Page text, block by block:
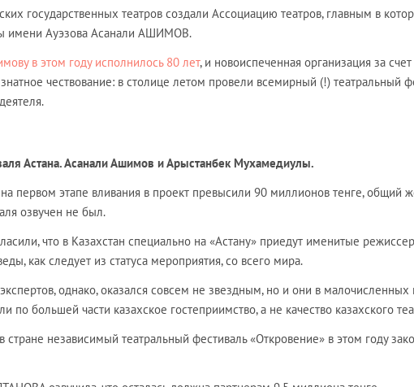
государственных театров создали Ассоциацию театров, главным в
имени Ауэзова Асанали АШИМОВ.
в этом году исполнилось 80 лет, и новоиспеченная организация за
чествование: в столице летом провели всемирный (!) театральный
Астана. Асанали Ашимов и Арыстанбек Мухамедиулы.
первом этапе вливания в проект превысили 90 миллионов тенге, общий
озвучен не был.
что в Казахстан специально на «Астану» приедут именитые
как следует из статуса мероприятия, со всего мира.
однако, оказался совсем не звездным, но и они в малочисленных
по большей части казахское гостеприимство, а не качество казахского
стране независимый театральный фестиваль «Откровение» в этом году